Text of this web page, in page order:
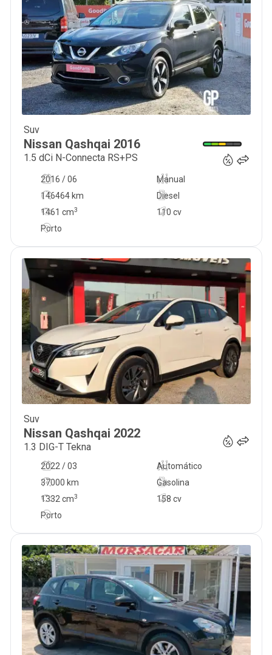
Suv
Nissan Qashqai 2016
1.5 dCi N-Connecta RS+PS
2016 / 06
Manual
146464 km
110 cv
Diesel
1461 cm3
Porto
Suv
Nissan Qashqai 2022
1.3 DIG-T Tekna
2022 / 03
Automático
37000 km
158 cv
Gasolina
1332 cm3
Porto